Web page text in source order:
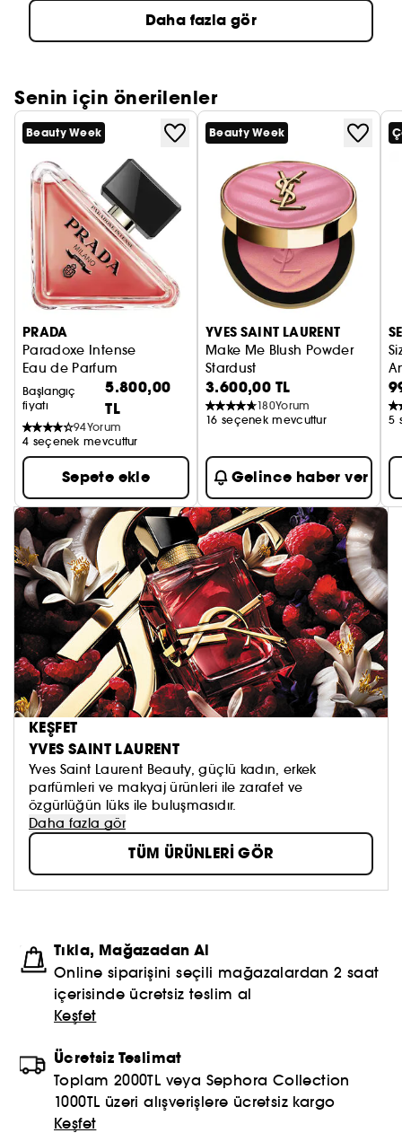
Daha fazla gör
Senin için önerilenler
Beauty Week
PRADA
Paradoxe Intense
Eau de Parfum
Başlangıç
fiyatı
5.800,00
TL
94Yorum
4 seçenek mevcuttur
Sepete ekle
Beauty Week
YVES SAINT LAURENT
Make Me Blush Powder
Stardust
Allık
3.600,00 TL
180Yorum
16 seçenek mevcuttur
Gelince haber ver
5
KEŞFET
YVES SAINT LAURENT
Yves Saint Laurent Beauty, güçlü kadın, erkek
parfümleri ve makyaj ürünleri ile zarafet ve
özgürlüğün lüks ile buluşmasıdır.
Daha fazla gör
TÜM ÜRÜNLERİ GÖR
Tıkla, Mağazadan Al
Online siparişini seçili mağazalardan 2 saat
içerisinde ücretsiz teslim al
Keşfet
Ücretsiz Teslimat
Toplam 2000TL veya Sephora Collection
1000TL üzeri alışverişlere ücretsiz kargo
Keşfet